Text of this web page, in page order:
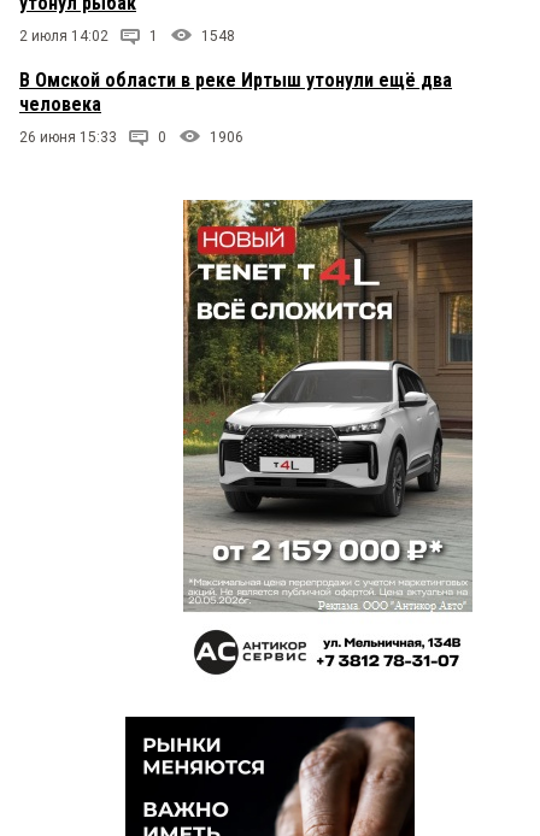
2 июля 14:02 1 1548
В Омской области в реке Иртыш утонули ещё два
человека
26 июня 15:33 0 1906